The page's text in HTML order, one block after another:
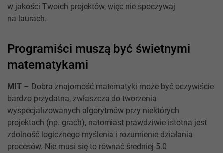
w jakości Twoich projektów, więc nie spoczywaj
na laurach.
Programiści muszą być świetnymi
matematykami
MIT – Dobra znajomość matematyki może być oczywiście
bardzo przydatna, zwłaszcza do tworzenia
wyspecjalizowanych algorytmów przy niektórych
projektach (np. grach), natomiast prawdziwie istotna jest
zdolność logicznego myślenia i rozumienie działania
procesów. Nie musi się to równać średniej 5.0